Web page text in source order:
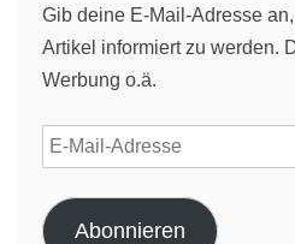
Gib deine E-Mail-Adresse
Artikel informiert zu werden.
Werbung o.ä.
E-
Mail-
Adresse
Abonnieren